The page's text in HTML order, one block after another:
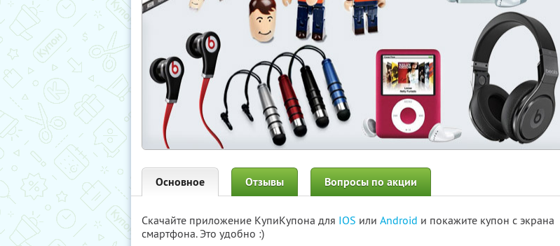
Основное Отзывы Вопросы по акции
Скачайте приложение КупиКупона для IOS или Android и покажите купон с экрана
смартфона. Это удобно :)